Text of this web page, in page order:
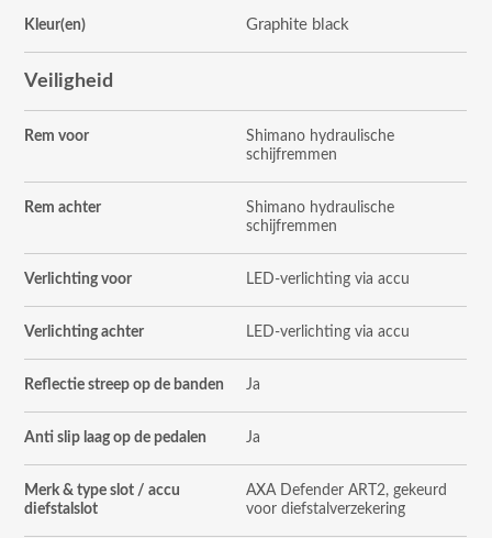
Kleur(en) Graphite black
Veiligheid
Rem voor
Shimano hydraulische
schijfremmen
Rem achter
Shimano hydraulische
schijfremmen
Verlichting voor LED-verlichting via accu
Verlichting achter LED-verlichting via accu
Reflectie streep op de banden Ja
Anti slip laag op de pedalen Ja
Merk & type slot / accu
diefstalslot
AXA Defender ART2, gekeurd
voor diefstalverzekering